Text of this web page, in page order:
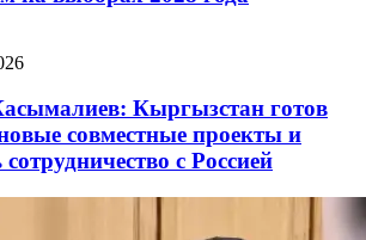
Кыргызстан готов
совместные проекты и
с Россией